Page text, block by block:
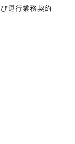
運行業務契約